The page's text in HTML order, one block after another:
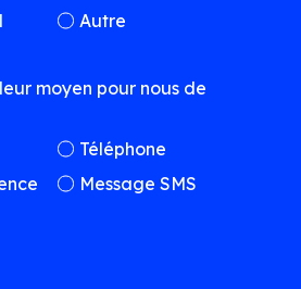
Autre
moyen pour nous de
Téléphone
Message SMS